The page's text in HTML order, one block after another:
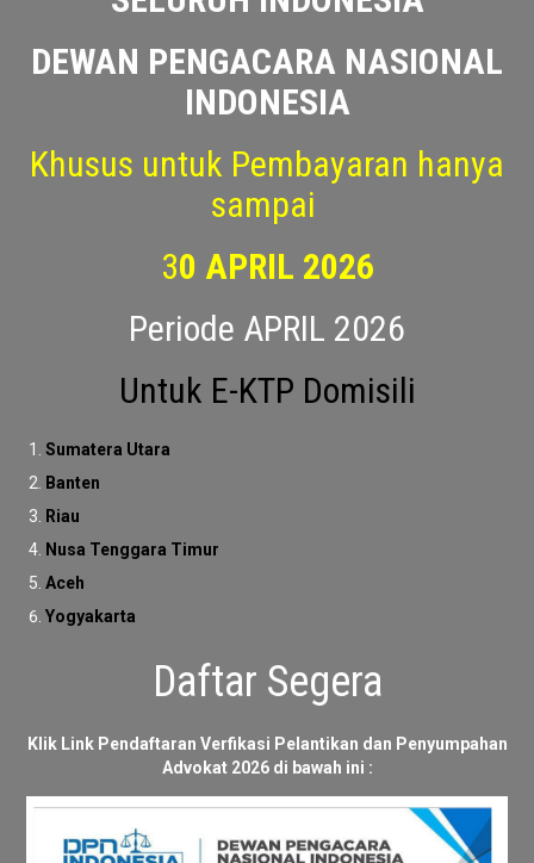
PENYUMPAHAN ADVOKAT 2026
SELURUH INDONESIA
DEWAN PENGACARA NASIONAL
INDONESIA
Khusus untuk Pembayaran hanya
sampai
30 APRIL 2026
Periode APRIL 2026
Sumatera Utara
Banten
Riau
Daftar Segera
Klik Link Pendaftaran Verfikasi Pelantikan dan Penyumpahan
Advokat 2026 di bawah ini :